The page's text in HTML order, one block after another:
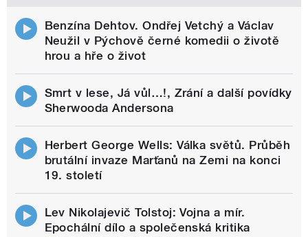
Benzína Dehtov. Ondřej Vetchý a Václav
Neužil v Pýchově černé komedii o životě
hrou a hře o život
Smrt v lese, Já vůl…!, Zrání a další povídky
Sherwooda Andersona
Herbert George Wells: Válka světů. Průběh
brutální invaze Marťanů na Zemi na konci
19. století
Lev Nikolajevič Tolstoj: Vojna a mír.
Epochální dílo a společenská kritika